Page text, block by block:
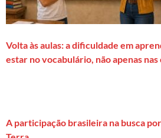
Volta às aulas: a dificuldade em
estar no vocabulário, não apenas nas
A participação brasileira na busca